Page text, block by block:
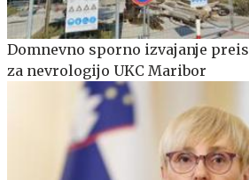
Domnevno sporno izvajanje
za nevrologijo UKC Maribor